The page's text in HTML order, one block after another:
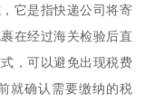
它是指快递公司将寄
在经过海关检验后直
，可以避免出现税费
就确认需要缴纳的税